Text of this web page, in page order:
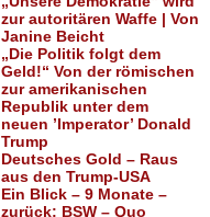
zur autoritären Waffe | Von
Janine Beicht
„Die Politik folgt dem
Geld!“ Von der römischen
zur amerikanischen
Republik unter dem
neuen ’Imperator’ Donald
Trump
Deutsches Gold – Raus
aus den Trump-USA
Ein Blick – 9 Monate –
zurück: BSW – Quo